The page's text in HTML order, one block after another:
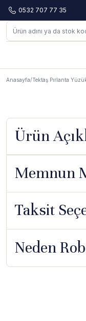
0532 707 77 35
Anasayfa Tektaş Pırlanta
Ürün
Memnun
Taksit
Neden